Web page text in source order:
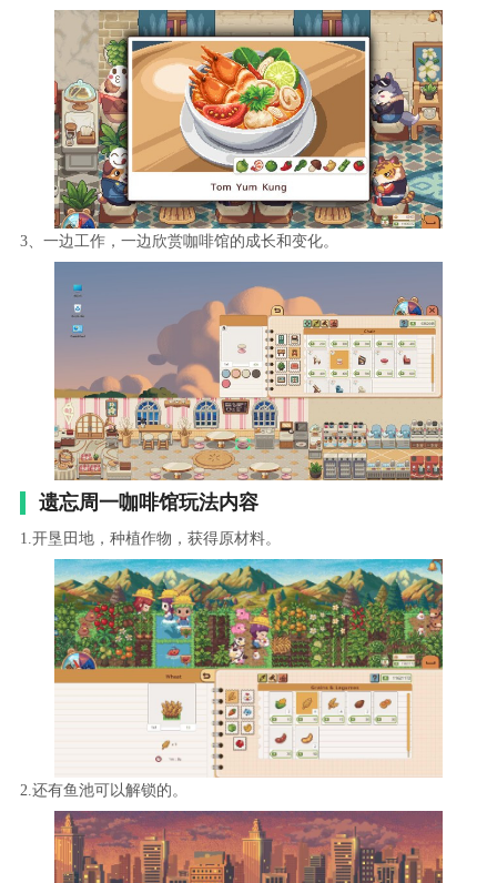
3、一边工作，一边欣赏咖啡馆的成长和变化。
遗忘周一咖啡馆玩法内容
1.开垦田地，种植作物，获得原材料。
2.还有鱼池可以解锁的。